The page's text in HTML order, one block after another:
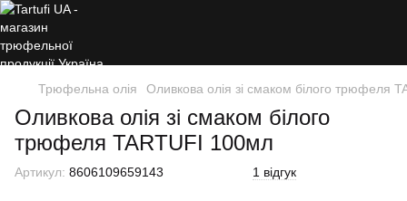
Трюфельна олія Оливкова олія зі смаком білого трюфеля
Оливкова олія зі смаком білого
трюфеля TARTUFI 100мл
Артикул: 8606109659143 1 відгук